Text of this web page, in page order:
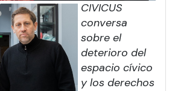
CIVICUS
conversa
sobre el
deterioro del
espacio cívico
y los derechos